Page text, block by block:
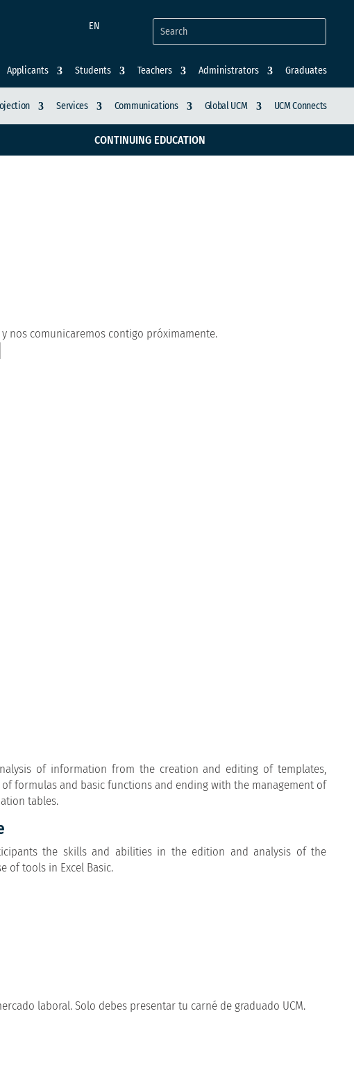
EN
Applicants Students Teachers Administrators Graduates
Services Communications Global UCM UCM Connects
CONTINUING EDUCATION
nos comunicaremos contigo próximamente.
of information from the creation and editing of templates,
formulas and basic functions and ending with the management of
tables.
the skills and abilities in the edition and analysis of the
of tools in Excel Basic.
laboral. Solo debes presentar tu carné de graduado UCM.